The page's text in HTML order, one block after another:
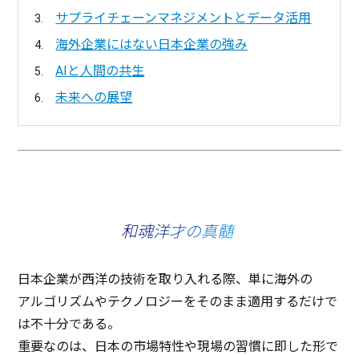
サプライチェーンマネジメントとデータ活用
海外企業にはない日本企業の強み
AIと人間の共生
未来への展望
和魂洋才の真髄
日本企業が西洋の技術を取り入れる際、単に海外の
アルゴリズムやテクノロジーをそのまま適用するだけで
は不十分である。
重要なのは、 日本の市場特性や現場の習慣に即した形で